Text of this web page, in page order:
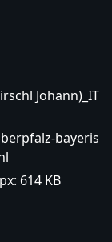
Johann)_IT
bayeris
614 KB